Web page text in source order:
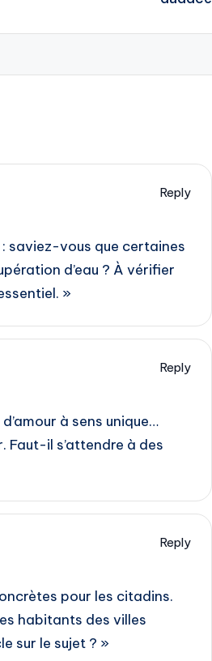
Reply
saviez-vous que certaines
d’eau ? À vérifier
»
Reply
à sens unique…
Faut-il s’attendre à des
Reply
pour les citadins.
habitants des villes
sur le sujet ? »